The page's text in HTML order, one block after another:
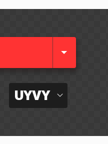
UYVY